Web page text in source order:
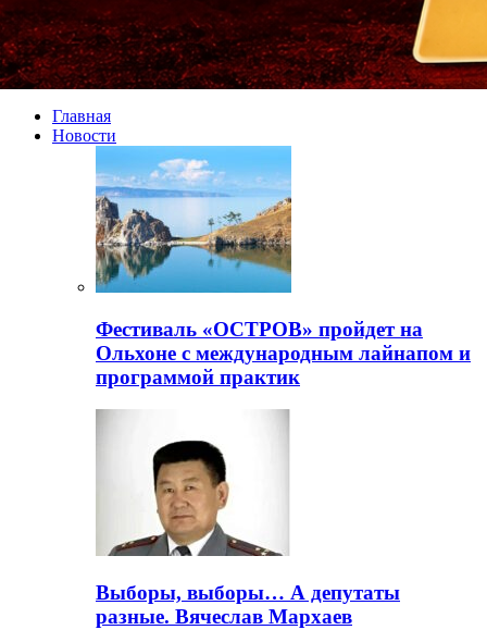
Главная
Новости
Фестиваль «ОСТРОВ» пройдет на
Ольхоне с международным лайнапом и
программой практик
Выборы, выборы… А депутаты
разные. Вячеслав Мархаев